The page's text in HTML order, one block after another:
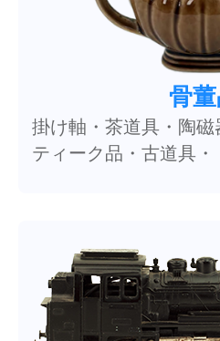
骨
掛け軸・茶道具・陶
ティーク品・古道具